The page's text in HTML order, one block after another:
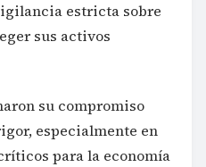
estricta sobre
sus activos
su compromiso
especialmente en
para la economía